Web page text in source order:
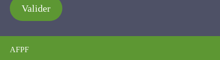
Valider
AFPF